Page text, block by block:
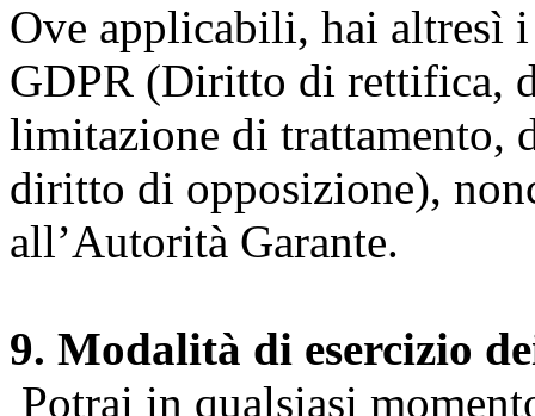
Ove applicabili, hai
GDPR (Diritto di rettifica,
limitazione di trattamento,
diritto di opposizione),
all’Autorità Garante.
9. Modalità di esercizio
Potrai in qualsiasi